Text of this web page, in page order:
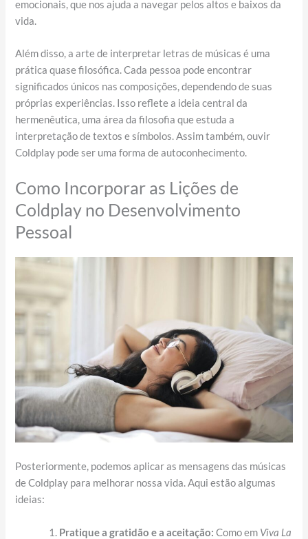
emocionais, que nos ajuda a navegar pelos altos e baixos da
vida.
Além disso, a arte de interpretar letras de músicas é uma
prática quase filosófica. Cada pessoa pode encontrar
significados únicos nas composições, dependendo de suas
próprias experiências. Isso reflete a ideia central da
hermenêutica, uma área da filosofia que estuda a
interpretação de textos e símbolos. Assim também, ouvir
Coldplay pode ser uma forma de autoconhecimento.
Como Incorporar as Lições de
Coldplay no Desenvolvimento
Pessoal
Posteriormente, podemos aplicar as mensagens das músicas
de Coldplay para melhorar nossa vida. Aqui estão algumas
ideias:
Pratique a gratidão e a aceitação: Como em Viva La